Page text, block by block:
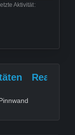
Aktivität